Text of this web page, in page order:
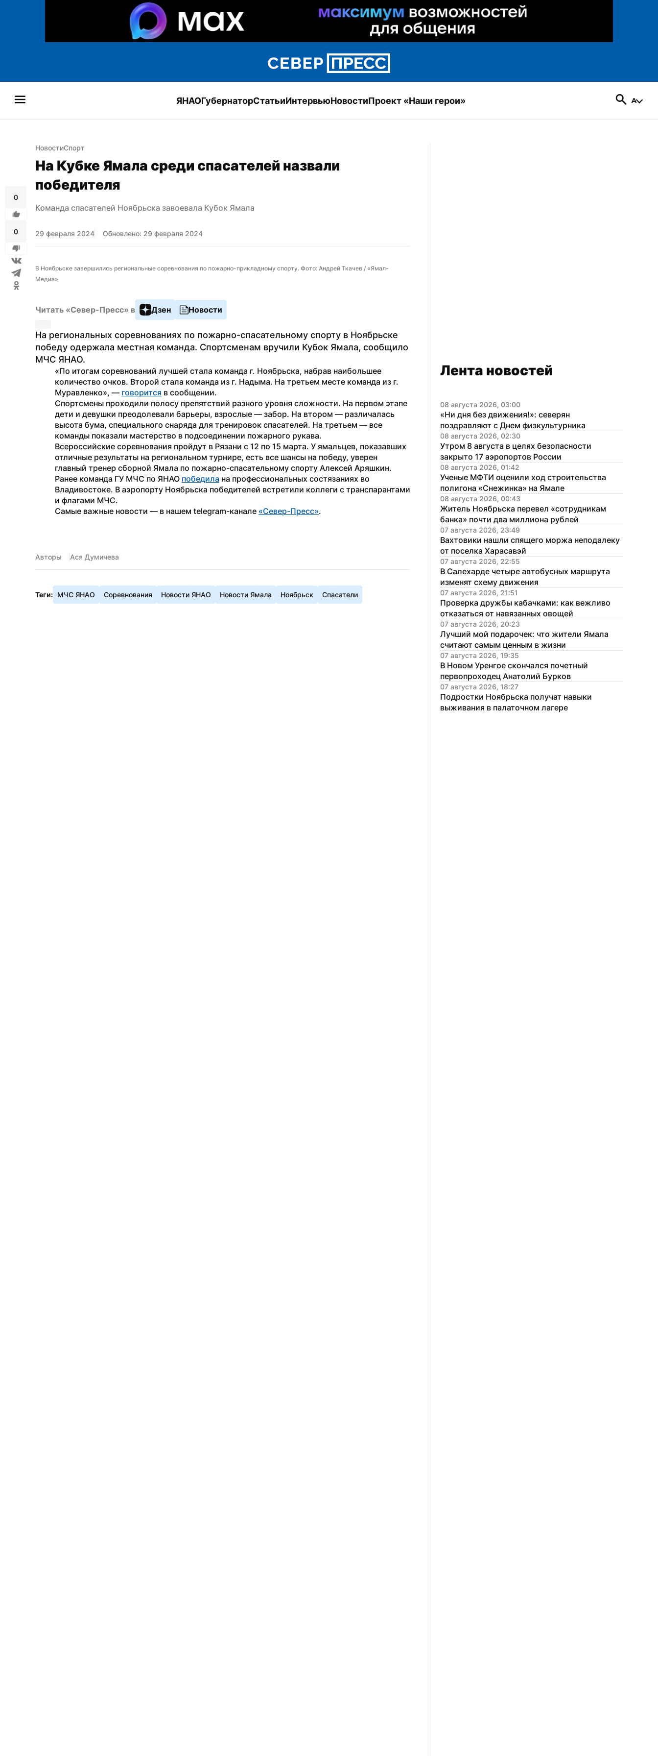
ЯНАОГубернаторСтатьиИнтервьюНовостиПроект «Наши герои»
0
0
НовостиСпорт
На Кубке Ямала среди спасателей назвали
победителя
Команда спасателей Ноябрьска завоевала Кубок Ямала
29 февраля 2024 Обновлено: 29 февраля 2024
В Ноябрьске завершились региональные соревнования по пожарно-прикладному спорту. Фото: Андрей Ткачев / «Ямал-
Медиа»
Читать «Север-Пресс» в Дзен Новости
На региональных соревнованиях по пожарно-спасательному спорту в Ноябрьске
победу одержала местная команда. Спортсменам вручили Кубок Ямала, сообщило
МЧС ЯНАО.
«По итогам соревнований лучшей стала команда г. Ноябрьска, набрав наибольшее
количество очков. Второй стала команда из г. Надыма. На третьем месте команда из г.
Муравленко», — говорится в сообщении.
Спортсмены проходили полосу препятствий разного уровня сложности. На первом этапе
дети и девушки преодолевали барьеры, взрослые — забор. На втором — различалась
высота бума, специального снаряда для тренировок спасателей. На третьем — все
команды показали мастерство в подсоединении пожарного рукава.
Всероссийские соревнования пройдут в Рязани с 12 по 15 марта. У ямальцев, показавших
отличные результаты на региональном турнире, есть все шансы на победу, уверен
главный тренер сборной Ямала по пожарно-спасательному спорту Алексей Аряшкин.
Ранее команда ГУ МЧС по ЯНАО победила на профессиональных состязаниях во
Владивостоке. В аэропорту Ноябрьска победителей встретили коллеги с транспарантами
и флагами МЧС.
Самые важные новости — в нашем telegram-канале «Север-Пресс».
Авторы Ася Думичева
Теги: МЧС ЯНАО Соревнования Новости ЯНАО Новости Ямала Ноябрьск Спасатели
Лента новостей
08 августа 2026, 03:00
«Ни дня без движения!»: северян
поздравляют с Днем физкультурника
08 августа 2026, 02:30
Утром 8 августа в целях безопасности
закрыто 17 аэропортов России
08 августа 2026, 01:42
Ученые МФТИ оценили ход строительства
полигона «Снежинка» на Ямале
08 августа 2026, 00:43
Житель Ноябрьска перевел «сотрудникам
банка» почти два миллиона рублей
07 августа 2026, 23:49
Вахтовики нашли спящего моржа неподалеку
от поселка Харасавэй
07 августа 2026, 22:55
В Салехарде четыре автобусных маршрута
изменят схему движения
07 августа 2026, 21:51
Проверка дружбы кабачками: как вежливо
отказаться от навязанных овощей
07 августа 2026, 20:23
Лучший мой подарочек: что жители Ямала
считают самым ценным в жизни
07 августа 2026, 19:35
В Новом Уренгое скончался почетный
первопроходец Анатолий Бурков
07 августа 2026, 18:27
Подростки Ноябрьска получат навыки
выживания в палаточном лагере